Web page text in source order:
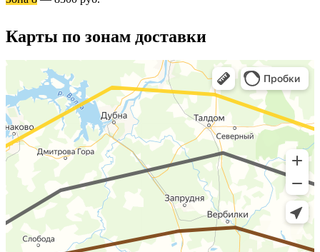
Карты по зонам доставки